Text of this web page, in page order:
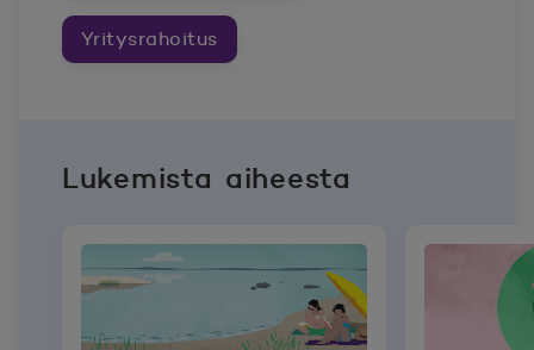
Yritysrahoitus
Lukemista aiheesta